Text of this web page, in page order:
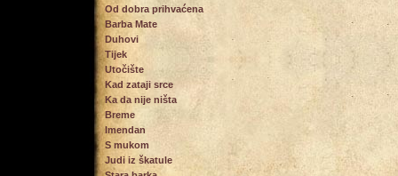
Od dobra prihvaćena
Barba Mate
Duhovi
Tijek
Utočište
Kad zataji srce
Ka da nije ništa
Breme
Imendan
S mukom
Judi iz škatule